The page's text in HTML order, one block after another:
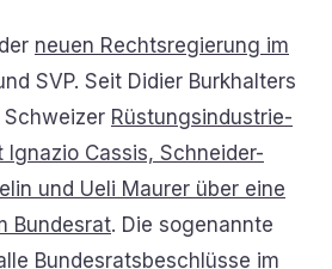
neuen Rechtsregierung im
SVP. Seit Didier Burkhalters
Rüstungsindustrie-
Ignazio Cassis, Schneider-
und Ueli Maurer über eine
Bundesrat. Die sogenannte
Bundesratsbeschlüsse im